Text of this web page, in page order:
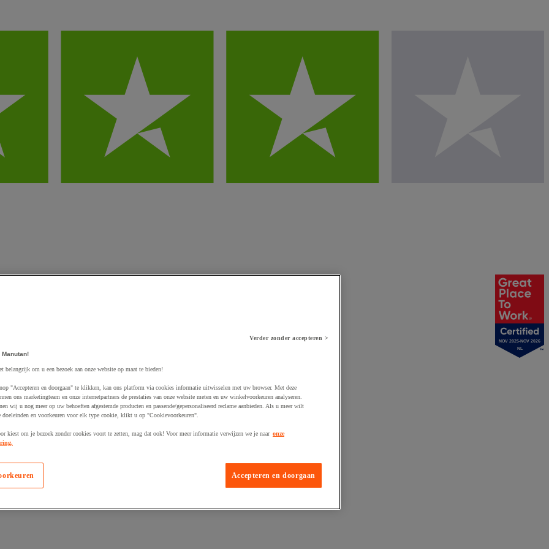
NOV 2025-NOV 2026
NL
Verder zonder accepteren >
belangrijk om u een bezoek aan onze website op maat te bieden!
"Accepteren en doorgaan" te klikken, kan ons platform via cookies informatie uitwisselen met uw browser. Met deze
ons marketingteam en onze internetpartners de prestaties van onze website meten en uw winkelvoorkeuren analyseren.
wij u nog meer op uw behoeften afgestemde producten en passende/gepersonaliseerd reclame aanbieden. Als u meer wilt
doeleinden en voorkeuren voor elk type cookie, klikt u op "Cookievoorkeuren".
kiest om je bezoek zonder cookies voort te zetten, mag dat ook! Voor meer informatie verwijzen we je naar onze
Accepteren en doorgaan